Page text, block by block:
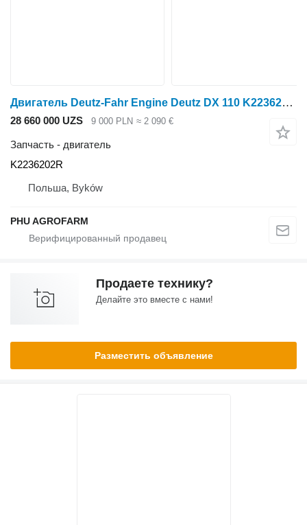
Двигатель Deutz-Fahr Engine Deutz DX 110 K2236202R для трактора колесного
28 660 000 UZS 9 000 PLN ≈ 2 090 €
Запчасть - двигатель
K2236202R
Польша, Byków
PHU AGROFARM
Продаете технику?
Делайте это вместе с нами!
Разместить объявление